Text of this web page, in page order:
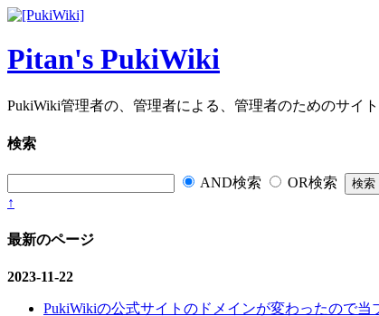
Pitan's PukiWiki
PukiWiki管理者の、管理者による、管理者のためのサイト
検索
AND検索
OR検索
↑
最新のページ
2023-11-22
PukiWikiの公式サイトのドメインが変わったので